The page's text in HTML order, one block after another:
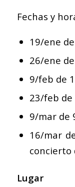
Fechas y
19/ene
26/ene
9/feb de
23/feb de
9/mar de
16/mar
concierto
Lugar